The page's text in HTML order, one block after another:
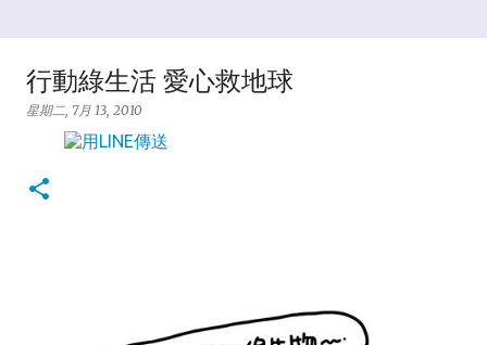
行動綠生活 愛心救地球
星期二, 7月 13, 2010